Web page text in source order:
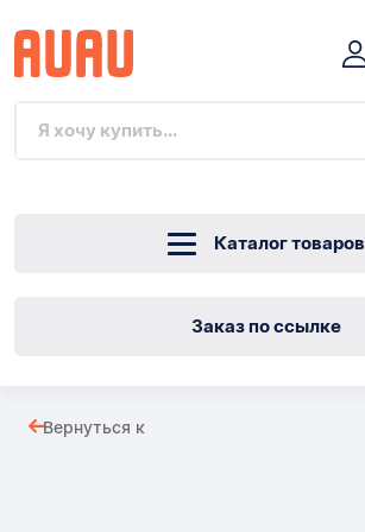
Каталог товаров
Заказ по ссылке
Вернуться к